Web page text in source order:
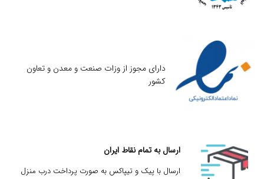
دارای مجوز از وزات صنعت و معدن و تعاون
کشور
ارسال به تمام نقاط ایران
ارسال با پیک و تیپاکس به صورت پرداخت درب منزل